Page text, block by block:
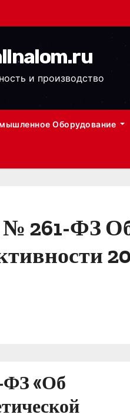
и производство
Оборудование
261-ФЗ
ФЗ «Об